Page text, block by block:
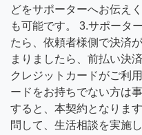
どをサポーターへお伝え
も可能です。 3.サポータ
たら、依頼者様側で決済
まりましたら、前払い決
クレジットカードがご利
ードをお持ちでない方は
すると、本契約となりま
問して、生活相談を実施